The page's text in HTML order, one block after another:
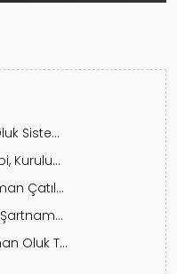
Nikol Oluk Sistemleri Soğuk Havalarda Çatlar mı?
Çatı Tipi, Kurulum Yöntemini Nasıl Etkiler?
Apartman Çatılarında Oluk Yenileme Nasıl Yapılır?
Teknik Şartname ve Yapı Standartlarına Uygun Montaj
Paslanan Oluk Tamir Edilir Mi?